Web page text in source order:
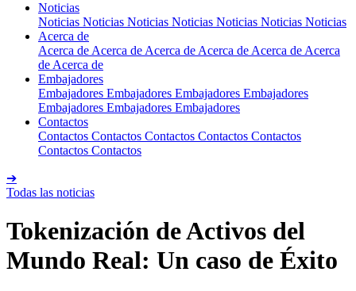
Noticias
Noticias Noticias Noticias Noticias Noticias Noticias Noticias
Acerca de
Acerca de Acerca de Acerca de Acerca de Acerca de Acerca
de Acerca de
Embajadores
Embajadores Embajadores Embajadores Embajadores
Embajadores Embajadores Embajadores
Contactos
Contactos Contactos Contactos Contactos Contactos
Contactos Contactos
➔
Todas las noticias
Tokenización de Activos del
Mundo Real: Un caso de Éxito